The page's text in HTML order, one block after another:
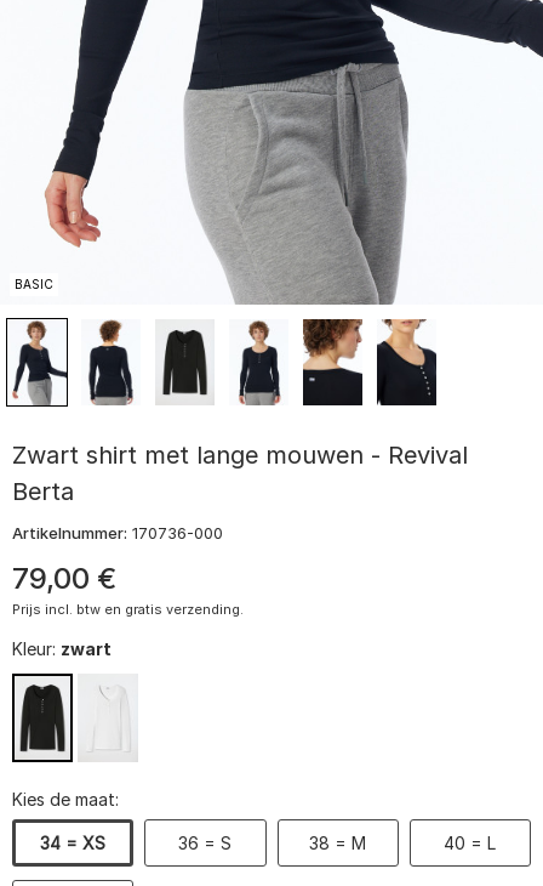
BASIC
Zwart shirt met lange mouwen - Revival
Berta
Artikelnummer: 170736-000
79,00 €
Prijs incl. btw en gratis verzending.
Kleur: zwart
Kies de maat:
34 = XS 36 = S 38 = M 40 = L